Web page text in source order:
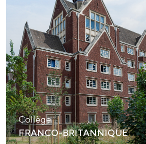
Collège
FRANCO-BRITANNIQUE